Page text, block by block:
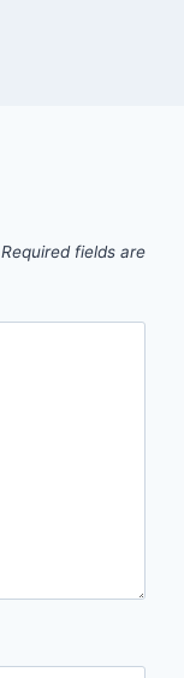
Required fields are